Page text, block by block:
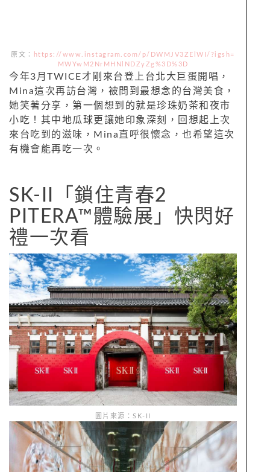
原文：
https://www.instagram.com/p/DWMJV3ZElWI/?igsh=
MWYwM2NrMHNlNDZyZg%3D%3D
今年3月TWICE才剛來台登上台北大巨蛋開唱，
Mina這次再訪台灣，被問到最想念的台灣美食，
她笑著分享，第一個想到的就是珍珠奶茶和夜市
小吃！其中地瓜球更讓她印象深刻，回想起上次
來台吃到的滋味，Mina直呼很懷念，也希望這次
有機會能再吃一次。
SK-II「鎖住青春2
PITERA™體驗展」快閃好
禮一次看
圖片來源：SK-II